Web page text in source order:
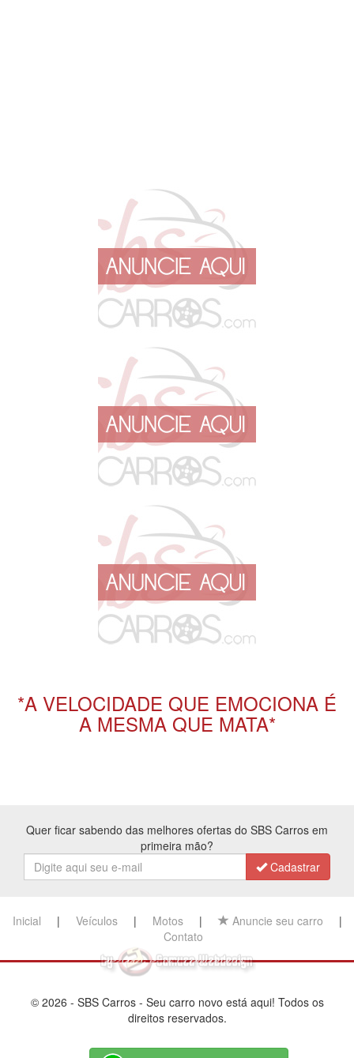
*A VELOCIDADE QUE EMOCIONA É
A MESMA QUE MATA*
Quer ficar sabendo das melhores ofertas do SBS Carros em
primeira mão?
Cadastrar
Inicial | Veículos| Motos| Anuncie seu carro |
Contato
© 2026 - SBS Carros - Seu carro novo está aqui! Todos os
direitos reservados.